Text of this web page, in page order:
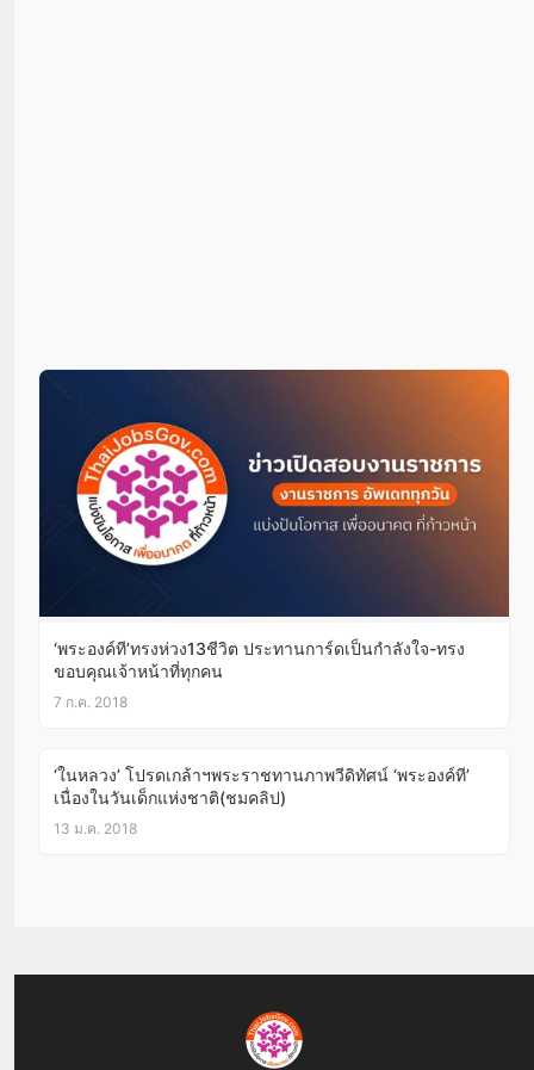
‘พระองค์ที’ทรงห่วง13ชีวิต ประทานการ์ดเป็นกำลังใจ-ทรง
ขอบคุณเจ้าหน้าที่ทุกคน
7 ก.ค. 2018
‘ในหลวง’ โปรดเกล้าฯพระราชทานภาพวีดิทัศน์ ‘พระองค์ที’
เนื่องในวันเด็กแห่งชาติ(ชมคลิป)
13 ม.ค. 2018